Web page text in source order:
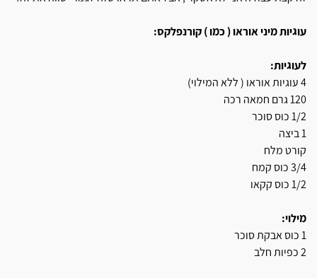
עוגיות מיני אוראו ( כמו ) קורנפלקס:
לעוגיות:
4 עוגיות אוראו ( ללא המילוי)
120 גרם חמאה רכה
1/2 כוס סוכר
1 ביצה
קורט מלח
3/4 כוס קמח
1/2 כוס קקאו
מילוי:
1 כוס אבקת סוכר
2 כפיות חלב